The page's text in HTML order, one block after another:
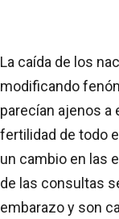
La caída de los
modificando
parecían ajenos a
fertilidad de todo
un cambio en las
de las consultas
embarazo y son